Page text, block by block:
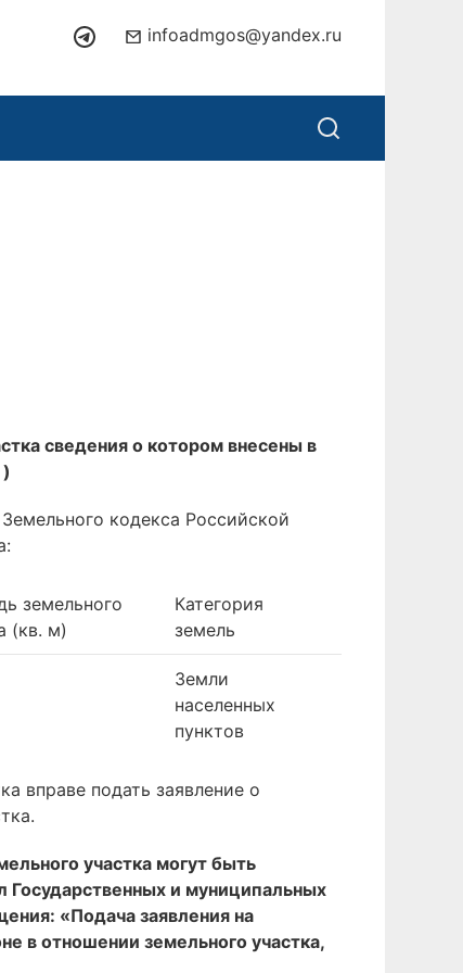
infoadmgos@yandex.ru
сведения о котором внесены в
)
кодекса Российской
земельного
(кв. м)
Категория
земель
Земли
населенных
пунктов
вправе подать заявление о
участка могут быть
и муниципальных
«Подача заявления на
в отношении земельного участка,